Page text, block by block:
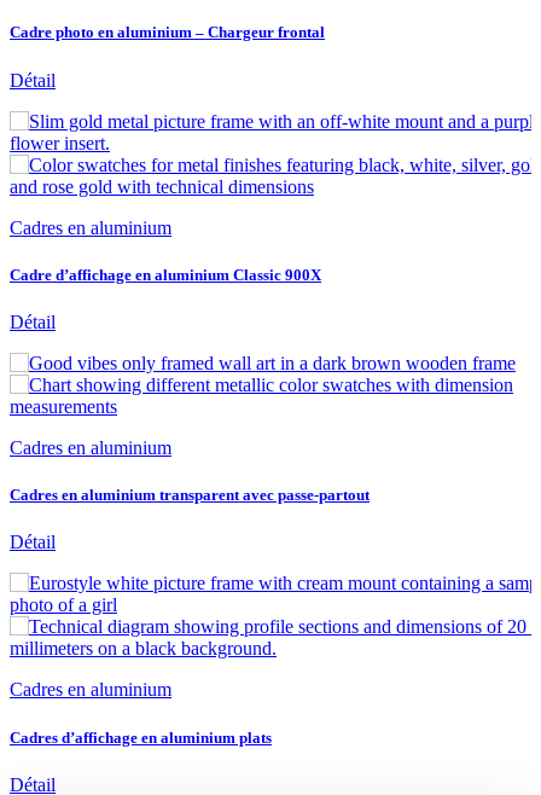
Cadre photo en aluminium – Chargeur frontal
Détail
Cadres en aluminium
Cadre d’affichage en aluminium Classic 900X
Détail
Cadres en aluminium
Cadres en aluminium transparent avec passe-partout
Détail
Cadres en aluminium
Cadres d’affichage en aluminium plats
Détail